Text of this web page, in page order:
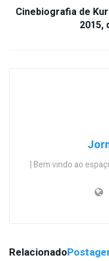
Cinebiografia de
2015,
| Bem vindo ao
Relacionado